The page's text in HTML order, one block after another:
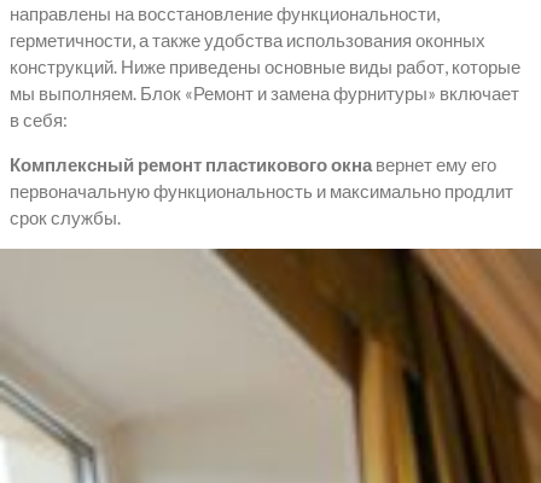
направлены на восстановление функциональности,
герметичности, а также удобства использования оконных
конструкций. Ниже приведены основные виды работ, которые
мы выполняем. Блок «Ремонт и замена фурнитуры» включает
в себя:
Комплексный ремонт пластикового окна вернет ему его
первоначальную функциональность и максимально продлит
срок службы.